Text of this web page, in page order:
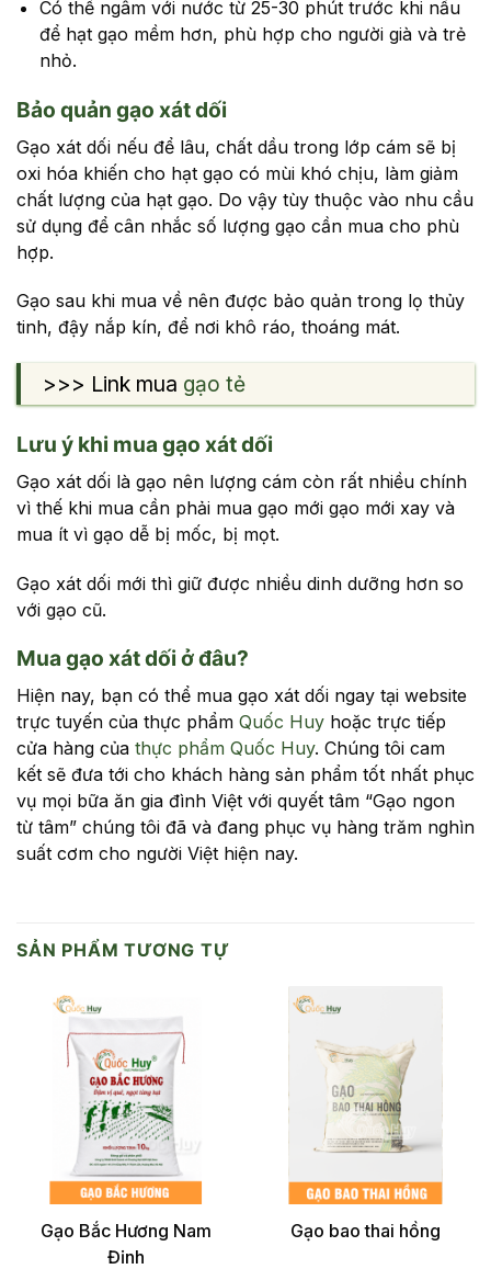
Có thể ngâm với nước từ 25-30 phút trước khi nấu
để hạt gạo mềm hơn, phù hợp cho người già và trẻ
nhỏ.
Bảo quản gạo xát dối
Gạo xát dối nếu để lâu, chất dầu trong lớp cám sẽ bị
oxi hóa khiến cho hạt gạo có mùi khó chịu, làm giảm
chất lượng của hạt gạo. Do vậy tùy thuộc vào nhu cầu
sử dụng để cân nhắc số lượng gạo cần mua cho phù
hợp.
Gạo sau khi mua về nên được bảo quản trong lọ thủy
tinh, đậy nắp kín, để nơi khô ráo, thoáng mát.
>>> Link mua gạo tẻ
Lưu ý khi mua gạo xát dối
Gạo xát dối là gạo nên lượng cám còn rất nhiều chính
vì thế khi mua cần phải mua gạo mới gạo mới xay và
mua ít vì gạo dễ bị mốc, bị mọt.
Gạo xát dối mới thì giữ được nhiều dinh dưỡng hơn so
với gạo cũ.
Mua gạo xát dối ở đâu?
Hiện nay, bạn có thể mua gạo xát dối ngay tại website
trực tuyến của thực phẩm Quốc Huy hoặc trực tiếp
cửa hàng của thực phẩm Quốc Huy. Chúng tôi cam
kết sẽ đưa tới cho khách hàng sản phẩm tốt nhất phục
vụ mọi bữa ăn gia đình Việt với quyết tâm “Gạo ngon
từ tâm” chúng tôi đã và đang phục vụ hàng trăm nghìn
suất cơm cho người Việt hiện nay.
SẢN PHẨM TƯƠNG TỰ
Gạo Bắc Hương Nam
Định
Gạo bao thai hồng